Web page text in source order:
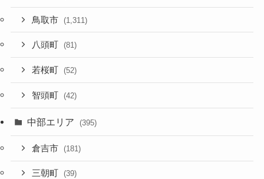
鳥取市 (1,311)
八頭町 (81)
若桜町 (52)
智頭町 (42)
中部エリア (395)
倉吉市 (181)
三朝町 (39)